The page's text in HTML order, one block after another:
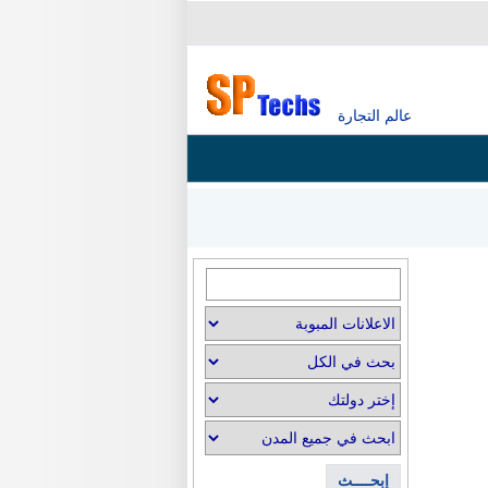
عالم التجارة
إبحــــث